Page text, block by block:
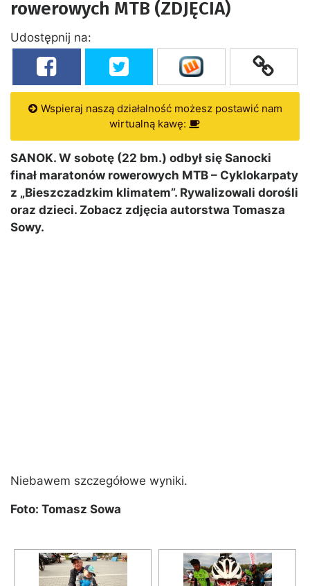
rowerowych MTB (ZDJĘCIA)
Udostępnij na:
Wspieraj naszą działalność możesz postawić nam
wirtualną kawę:
SANOK. W sobotę (22 bm.) odbył się Sanocki
finał maratonów rowerowych MTB – Cyklokarpaty
z „Bieszczadzkim klimatem”. Rywalizowali dorośli
oraz dzieci. Zobacz zdjęcia autorstwa Tomasza
Sowy.
Niebawem szczegółowe wyniki.
Foto: Tomasz Sowa